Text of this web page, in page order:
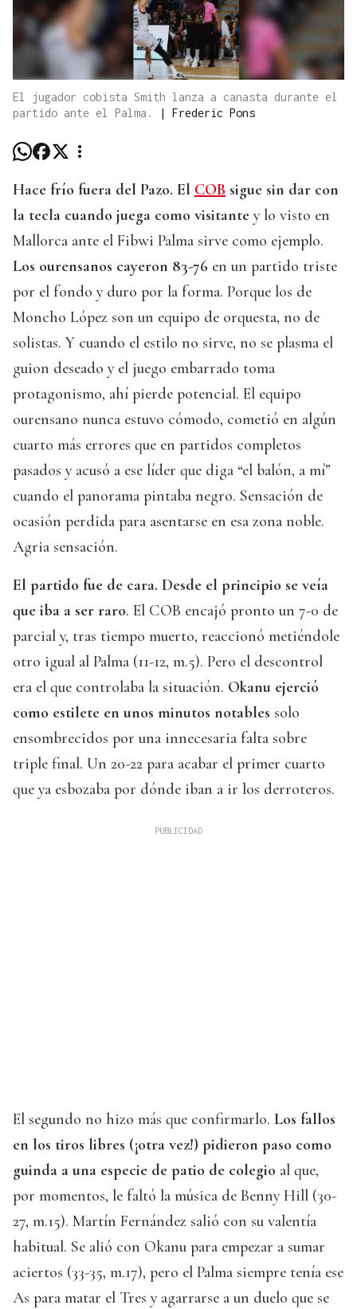
El jugador cobista Smith lanza a canasta durante el
partido ante el Palma.
| Frederic Pons
Hace frío fuera del Pazo. El COB sigue sin dar con
la tecla cuando juega como visitante y lo visto en
Mallorca ante el Fibwi Palma sirve como ejemplo.
Los ourensanos cayeron 83-76 en un partido triste
por el fondo y duro por la forma. Porque los de
Moncho López son un equipo de orquesta, no de
solistas. Y cuando el estilo no sirve, no se plasma el
guion deseado y el juego embarrado toma
protagonismo, ahí pierde potencial. El equipo
ourensano nunca estuvo cómodo, cometió en algún
cuarto más errores que en partidos completos
pasados y acusó a ese líder que diga “el balón, a mí”
cuando el panorama pintaba negro. Sensación de
ocasión perdida para asentarse en esa zona noble.
Agria sensación.
El partido fue de cara. Desde el principio se veía
que iba a ser raro. El COB encajó pronto un 7-0 de
parcial y, tras tiempo muerto, reaccionó metiéndole
otro igual al Palma (11-12, m.5). Pero el descontrol
era el que controlaba la situación. Okanu ejerció
como estilete en unos minutos notables solo
ensombrecidos por una innecesaria falta sobre
triple final. Un 20-22 para acabar el primer cuarto
que ya esbozaba por dónde iban a ir los derroteros.
El segundo no hizo más que confirmarlo. Los fallos
en los tiros libres (¡otra vez!) pidieron paso como
guinda a una especie de patio de colegio al que,
por momentos, le faltó la música de Benny Hill (30-
27, m.15). Martín Fernández salió con su valentía
habitual. Se alió con Okanu para empezar a sumar
aciertos (33-35, m.17), pero el Palma siempre tenía ese
As para matar el Tres y agarrarse a un duelo que se